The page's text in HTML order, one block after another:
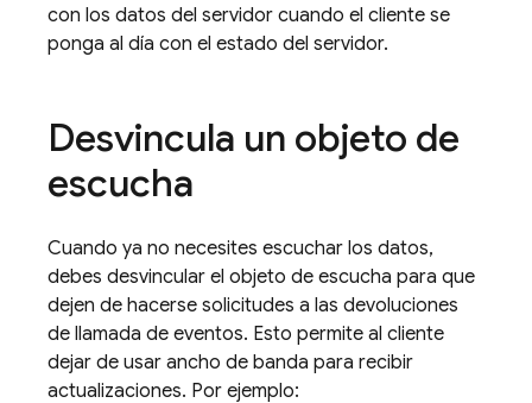
con los datos del servidor cuando el cliente se
ponga al día con el estado del servidor.
Desvincula un objeto de
escucha
Cuando ya no necesites escuchar los datos,
debes desvincular el objeto de escucha para que
dejen de hacerse solicitudes a las devoluciones
de llamada de eventos. Esto permite al cliente
dejar de usar ancho de banda para recibir
actualizaciones. Por ejemplo: